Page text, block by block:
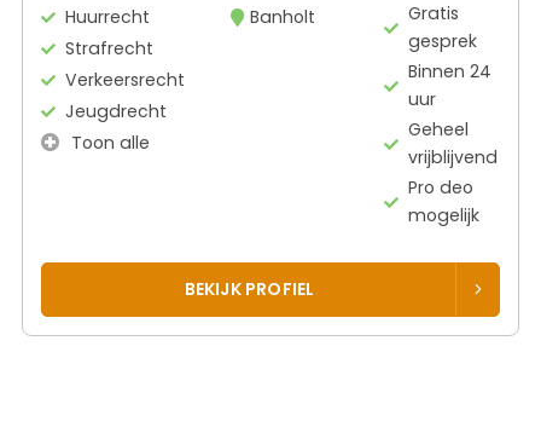
Huurrecht
Strafrecht
Verkeersrecht
Jeugdrecht
Toon alle
Banholt
Gratis
gesprek
Binnen 24
uur
Geheel
vrijblijvend
Pro deo
mogelijk
BEKIJK PROFIEL